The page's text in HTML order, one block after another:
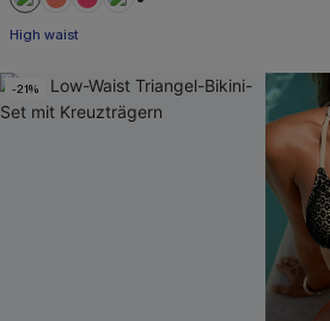
High waist
-21%